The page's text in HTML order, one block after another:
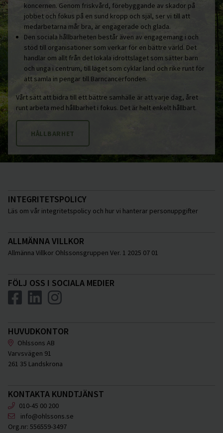
koncernen. Genom friskvård, förebyggande av skador på
jobbet och fokus på en sund kropp och själ, ser vi till att
medarbetarna mår bra, är engagerade och glada.
Den sociala hållbarheten består även av engagemang i och
stöd till organisationer som verkar för en bättre värld. Det
handlar om allt från det lokala idrottslaget som sätter barn
och unga i centrum, till laget som cyklar land och rike runt för
att samla in pengar till Barncancerfonden.
Vårt sätt att bidra till ett bättre samhälle är att varje dag, året
runt arbeta med hållbarhet i fokus. Det är helt enkelt hållbart.
HÅLLBARHET
INTEGRITETSPOLICY
Läs om vår integritetspolicy och hur vi hanterar personuppgifter
ALLMÄNNA VILLKOR
Allmänna Villkor Ohlssonsgruppen Ver. 1 2025 07 01
FÖLJ OSS I SOCIALA MEDIER
HUVUDKONTOR
Ohlssons AB
Varvsvägen 91
261 35 Landskrona
KONTAKTA KUNDTJÄNST
010-45 00 200
info@ohlssons.se
Org.nr: 556559-3497